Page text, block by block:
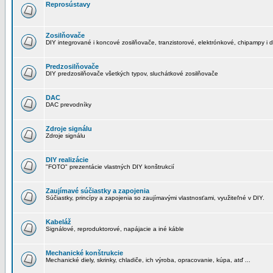
Reprosústavy
Zosilňovače
DIY integrované i koncové zosilňovače, tranzistorové, elektrónkové, chipampy i
Predzosilňovače
DIY predzosilňovače všetkých typov, sluchátkové zosilňovače
DAC
DAC prevodníky
Zdroje signálu
Zdroje signálu
DIY realizácie
"FOTO" prezentácie vlastných DIY konštrukcií
Zaujímavé súčiastky a zapojenia
Súčiastky, princípy a zapojenia so zaujímavými vlastnosťami, využiteľné v DIY.
Kabeláž
Signálové, reproduktorové, napájacie a iné káble
Mechanické konštrukcie
Mechanické diely, skrinky, chladiče, ich výroba, opracovanie, kúpa, atď ...